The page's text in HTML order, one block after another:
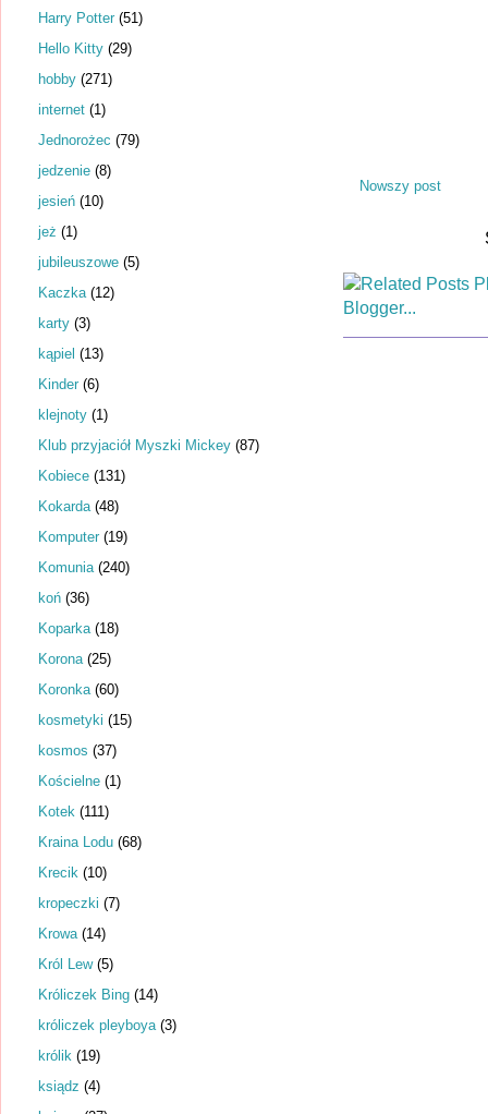
Nowszy post
Harry Potter (51)
Hello Kitty (29)
hobby (271)
internet (1)
Jednorożec (79)
jedzenie (8)
jesień (10)
jeż (1)
jubileuszowe (5)
Kaczka (12)
karty (3)
kąpiel (13)
Kinder (6)
klejnoty (1)
Klub przyjaciół Myszki Mickey (87)
Kobiece (131)
Kokarda (48)
Komputer (19)
Komunia (240)
koń (36)
Koparka (18)
Korona (25)
Koronka (60)
kosmetyki (15)
kosmos (37)
Kościelne (1)
Kotek (111)
Kraina Lodu (68)
Krecik (10)
kropeczki (7)
Krowa (14)
Król Lew (5)
Króliczek Bing (14)
króliczek pleyboya (3)
królik (19)
ksiądz (4)